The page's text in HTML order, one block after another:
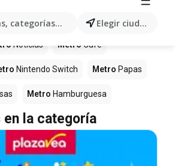
categorías, productos... Elegir ciudad
en tiendas Metro
Noticias Metro Café
Nintendo Switch Metro Papas
Metro Hamburguesa
la categoría